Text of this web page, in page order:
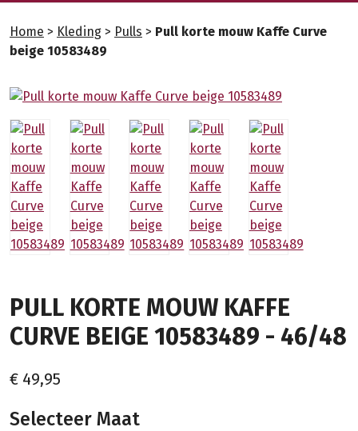
Home > Kleding > Pulls > Pull korte mouw Kaffe Curve
beige 10583489
PULL KORTE MOUW KAFFE
CURVE BEIGE 10583489 - 46/48
€ 49,95
Selecteer Maat